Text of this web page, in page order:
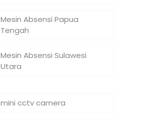
Mesin Absensi Papua
Tengah
Mesin Absensi Sulawesi
Utara
mini cctv camera